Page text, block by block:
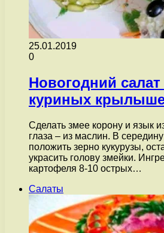
25.01.2019
0
Новогодний
куриных
Сделать змее корону и язык
глаза – из маслин. В
положить зерно кукурузы,
украсить голову змейки.
картофеля 8-10 острых…
Салаты